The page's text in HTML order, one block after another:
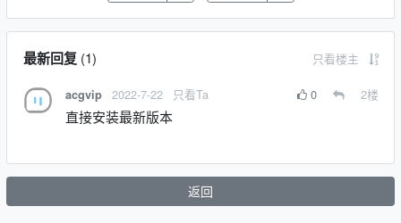
最新回复(1) 只看楼主
acgvip 2022-7-22 只看Ta 0 2楼
直接安装最新版本
返回